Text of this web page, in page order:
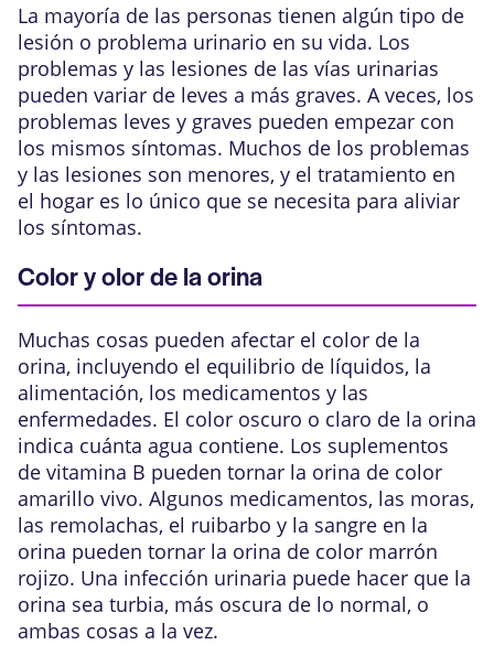
La mayoría de las personas tienen algún tipo de
lesión o problema urinario en su vida. Los
problemas y las lesiones de las vías urinarias
pueden variar de leves a más graves. A veces, los
problemas leves y graves pueden empezar con
los mismos síntomas. Muchos de los problemas
y las lesiones son menores, y el tratamiento en
el hogar es lo único que se necesita para aliviar
los síntomas.
Color y olor de la orina
Muchas cosas pueden afectar el color de la
orina, incluyendo el equilibrio de líquidos, la
alimentación, los medicamentos y las
enfermedades. El color oscuro o claro de la orina
indica cuánta agua contiene. Los suplementos
de vitamina B pueden tornar la orina de color
amarillo vivo. Algunos medicamentos, las moras,
las remolachas, el ruibarbo y la sangre en la
orina pueden tornar la orina de color marrón
rojizo. Una infección urinaria puede hacer que la
orina sea turbia, más oscura de lo normal, o
ambas cosas a la vez.